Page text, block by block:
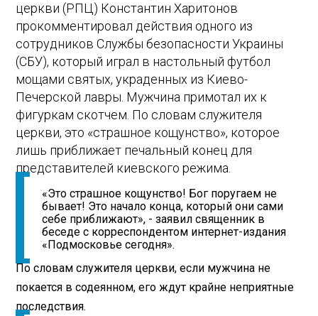
церкви (РПЦ) Константин Харитонов
прокомментировал действия одного из
сотрудников Службы безопасности Украины
(СБУ), который играл в настольный футбол
мощами святых, украденных из Киево-
Печерской лавры. Мужчина примотал их к
фигуркам скотчем. По словам служителя
церкви, это «страшное кощунство», которое
лишь приближает печальный конец для
представителей киевского режима.
«Это страшное кощунство! Бог поругаем не
бывает! Это начало конца, который они сами
себе приближают», - заявил священник в
беседе с корреспондентом интернет-издания
«Подмосковье сегодня».
По словам служителя церкви, если мужчина не
покается в содеянном, его ждут крайне неприятные
последствия.